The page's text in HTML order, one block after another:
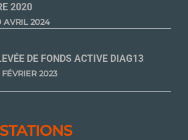
2020
AVRIL 2024
DE FONDS ACTIVE DIAG13
FÉVRIER 2023